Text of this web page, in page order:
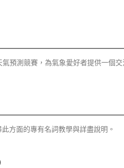
預測競賽，為氣象愛好者提供一個交
方面的專有名詞教學與詳盡說明。